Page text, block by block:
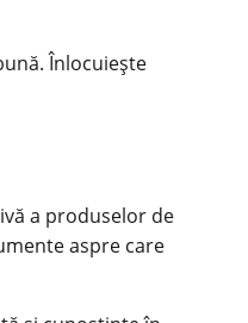
Înlocuiește
a produselor de
aspre care